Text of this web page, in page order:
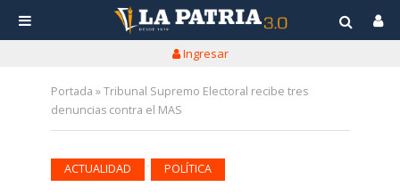
Ingresar
Portada »Tribunal Supremo Electoral recibe tres
denuncias contra el MAS
ACTUALIDAD POLÍTICA